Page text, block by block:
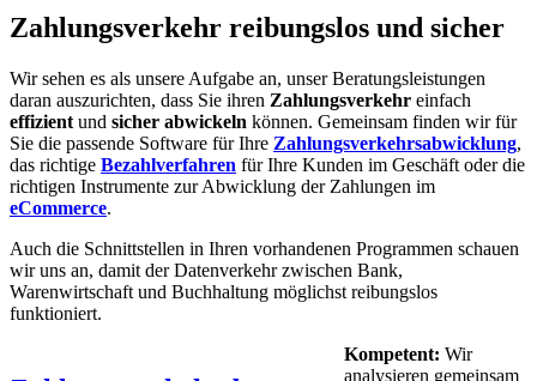
Zahlungsverkehr reibungslos und sicher
Wir sehen es als unsere Aufgabe an, unser Beratungsleistungen
daran auszurichten, dass Sie ihren Zahlungsverkehr einfach
effizient und sicher abwickeln können. Gemeinsam finden wir für
Sie die passende Software für Ihre Zahlungsverkehrsabwicklung,
das richtige Bezahlverfahren für Ihre Kunden im Geschäft oder die
richtigen Instrumente zur Abwicklung der Zahlungen im
eCommerce.
Auch die Schnittstellen in Ihren vorhandenen Programmen schauen
wir uns an, damit der Datenverkehr zwischen Bank,
Warenwirtschaft und Buchhaltung möglichst reibungslos
funktioniert.
Kompetent: Wir
analysieren gemeinsam